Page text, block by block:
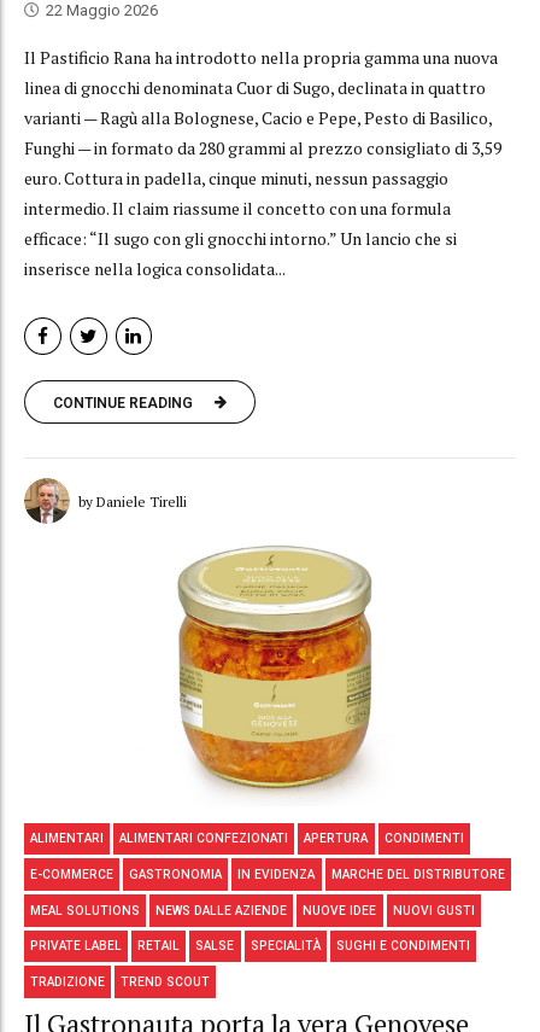
22 Maggio 2026
Il Pastificio Rana ha introdotto nella propria gamma una nuova
linea di gnocchi denominata Cuor di Sugo, declinata in quattro
varianti — Ragù alla Bolognese, Cacio e Pepe, Pesto di Basilico,
Funghi — in formato da 280 grammi al prezzo consigliato di 3,59
euro. Cottura in padella, cinque minuti, nessun passaggio
intermedio. Il claim riassume il concetto con una formula
efficace: “Il sugo con gli gnocchi intorno.” Un lancio che si
inserisce nella logica consolidata...
CONTINUE READING
by Daniele Tirelli
ALIMENTARI ALIMENTARI CONFEZIONATI APERTURA CONDIMENTI
E-COMMERCE GASTRONOMIA IN EVIDENZA MARCHE DEL DISTRIBUTORE
MEAL SOLUTIONS NEWS DALLE AZIENDE NUOVE IDEE NUOVI GUSTI
PRIVATE LABEL RETAIL SALSE SPECIALITÀ SUGHI E CONDIMENTI
TRADIZIONE TREND SCOUT
Il Gastronauta porta la vera Genovese